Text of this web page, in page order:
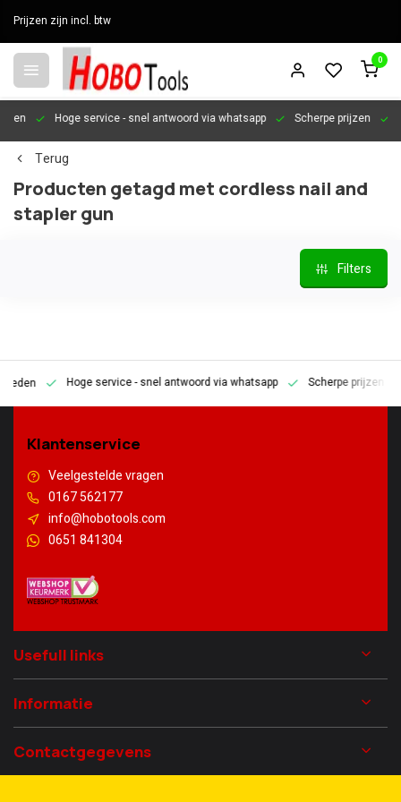
Prijzen zijn incl. btw
0
Hoge service- snel antwoord via whatsapp Scherpe prijzen
Terug
Producten getagd met cordless nail and
stapler gun
Filters
Hoge service- snel antwoord via whatsapp Scherpe prijzen
Klantenservice
Veelgestelde vragen
0167 562177
info@hobotools.com
0651 841304
Usefull links
Informatie
Contactgegevens